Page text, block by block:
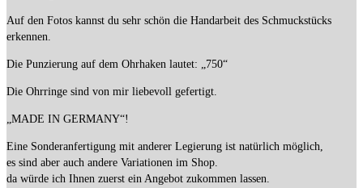
Auf den Fotos kannst du sehr schön die Handarbeit des Schmuckstücks
erkennen.
Die Punzierung auf dem Ohrhaken lautet: „750“
Die Ohrringe sind von mir liebevoll gefertigt.
„MADE IN GERMANY“!
Eine Sonderanfertigung mit anderer Legierung ist natürlich möglich,
es sind aber auch andere Variationen im Shop.
da würde ich Ihnen zuerst ein Angebot zukommen lassen.